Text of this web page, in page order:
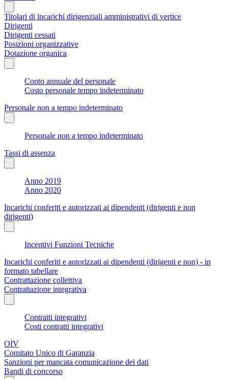
Titolari di incarichi dirigenziali amministrativi di vertice
Dirigenti
Dirigenti cessati
Posizioni organizzative
Dotazione organica
Conto annuale del personale
Costo personale tempo indeterminato
Personale non a tempo indeterminato
Personale non a tempo indeterminato
Tassi di assenza
Anno 2019
Anno 2020
Incarichi conferiti e autorizzati ai dipendenti (dirigenti e non
dirigenti)
Incentivi Funzioni Tecniche
Incarichi conferiti e autorizzati ai dipendenti (dirigenti e non) - in
formato tabellare
Contrattazione collettiva
Contrattazione integrativa
Contratti integrativi
Costi contratti integrativi
OIV
Comitato Unico di Garanzia
Sanzioni per mancata comunicazione dei dati
Bandi di concorso